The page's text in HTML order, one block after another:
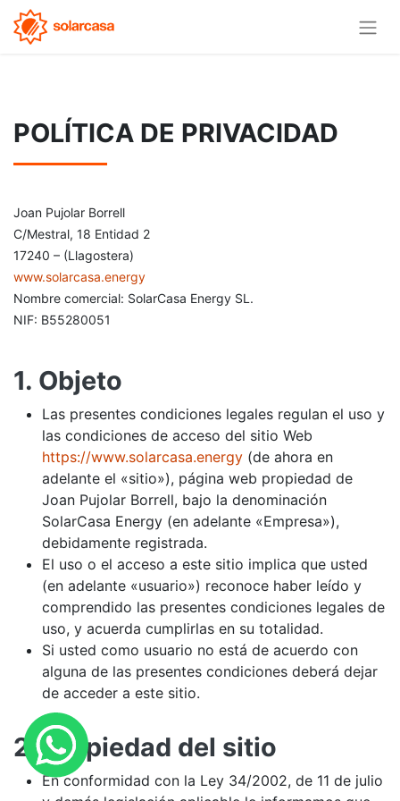
POLÍTICA DE PRIVACIDAD
Joan Pujolar Borrell
C/Mestral, 18 Entidad 2
17240 – (Llagostera)
www.solarcasa.energy
Nombre comercial: SolarCasa Energy SL.
NIF: B55280051
1. Objeto
Las presentes condiciones legales regulan el uso y
las condiciones de acceso del sitio Web
https://www.solarcasa.energy (de ahora en
adelante el «sitio»), página web propiedad de
Joan Pujolar Borrell, bajo la denominación
SolarCasa Energy (en adelante «Empresa»),
debidamente registrada.
El uso o el acceso a este sitio implica que usted
(en adelante «usuario») reconoce haber leído y
comprendido las presentes condiciones legales de
uso, y acuerda cumplirlas en su totalidad.
Si usted como usuario no está de acuerdo con
alguna de las presentes condiciones deberá dejar
de acceder a este sitio.
2. Propiedad del sitio
En conformidad con la Ley 34/2002, de 11 de julio